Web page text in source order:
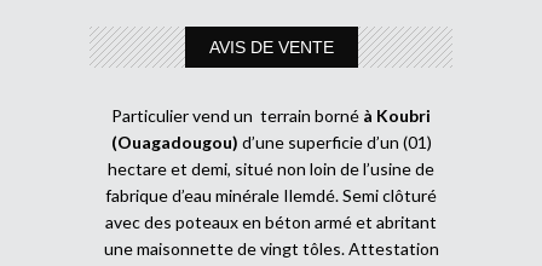
AVIS DE VENTE
Particulier vend un terrain borné à Koubri
(Ouagadougou) d’une superficie d’un (01)
hectare et demi, situé non loin de l’usine de
fabrique d’eau minérale Ilemdé. Semi clôturé
avec des poteaux en béton armé et abritant
une maisonnette de vingt tôles. Attestation